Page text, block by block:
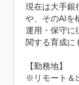
現在は大手銀
や、そのAIを
運用・保守に
関する育成に
【勤務地】
※リモート＆